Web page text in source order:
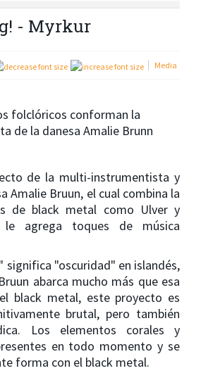
- Myrkur
Media
folclóricos conforman la
de la danesa Amalie Brunn
de la multi-instrumentista y
Amalie Bruun, el cual combina la
de black metal como Ulver y
le agrega toques de música
significa "oscuridad" en islandés,
abarca mucho más que esa
black metal, este proyecto es
brutal, pero también
Los elementos corales y
en todo momento y se
forma con el black metal.